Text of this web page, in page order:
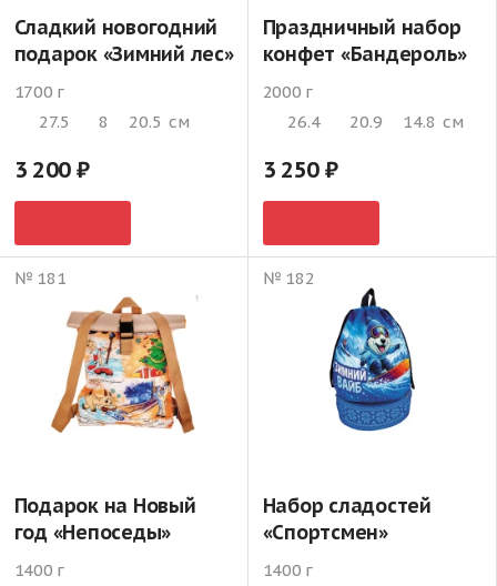
Сладкий новогодний
подарок «Зимний лес»
1700 г
27.5
8 20.5 см
3 200
Праздничный набор
конфет «Бандероль»
2000 г
26.4
20.9 14.8 см
3 250
№ 181
Подарок на Новый
год «Непоседы»
1400 г
№ 182
Набор сладостей
«Спортсмен»
1400 г